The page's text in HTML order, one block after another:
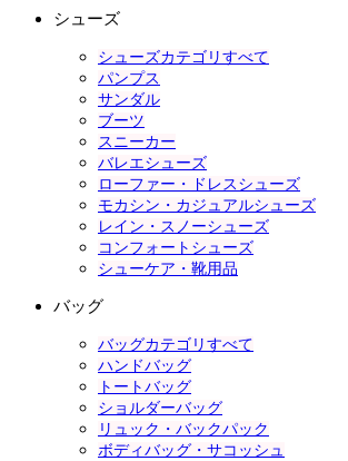
シューズ
シューズカテゴリすべて
パンプス
サンダル
ブーツ
スニーカー
バレエシューズ
ローファー・ドレスシューズ
モカシン・カジュアルシューズ
レイン・スノーシューズ
コンフォートシューズ
シューケア・靴用品
バッグ
バッグカテゴリすべて
ハンドバッグ
トートバッグ
ショルダーバッグ
リュック・バックパック
ボディバッグ・サコッシュ